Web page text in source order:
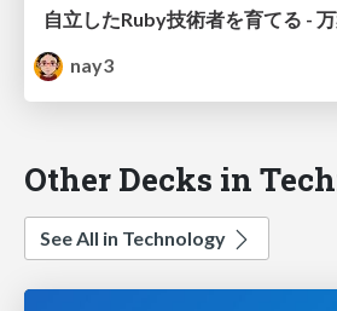
nay3
Other Decks in
See All in Technology